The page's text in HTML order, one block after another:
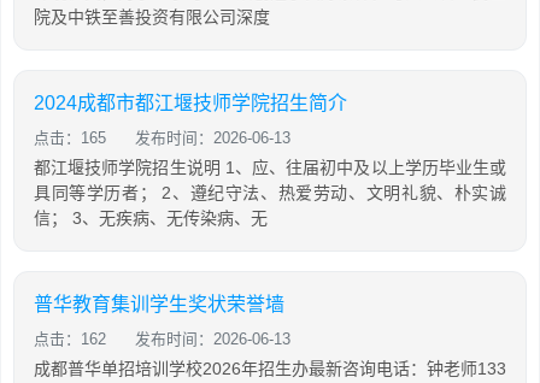
院及中铁至善投资有限公司深度
2024成都市都江堰技师学院招生简介
点击：165 发布时间：2026-06-13
都江堰技师学院招生说明 1、应、往届初中及以上学历毕业生或
具同等学历者； 2、遵纪守法、热爱劳动、文明礼貌、朴实诚
信； 3、无疾病、无传染病、无
普华教育集训学生奖状荣誉墙
点击：162 发布时间：2026-06-13
成都普华单招培训学校2026年招生办最新咨询电话：钟老师133